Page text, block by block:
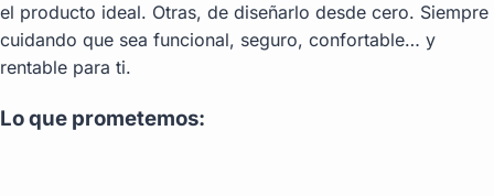
el producto ideal. Otras, de diseñarlo desde cero. Siempre
cuidando que sea funcional, seguro, confortable… y
rentable para ti.
Lo que prometemos: